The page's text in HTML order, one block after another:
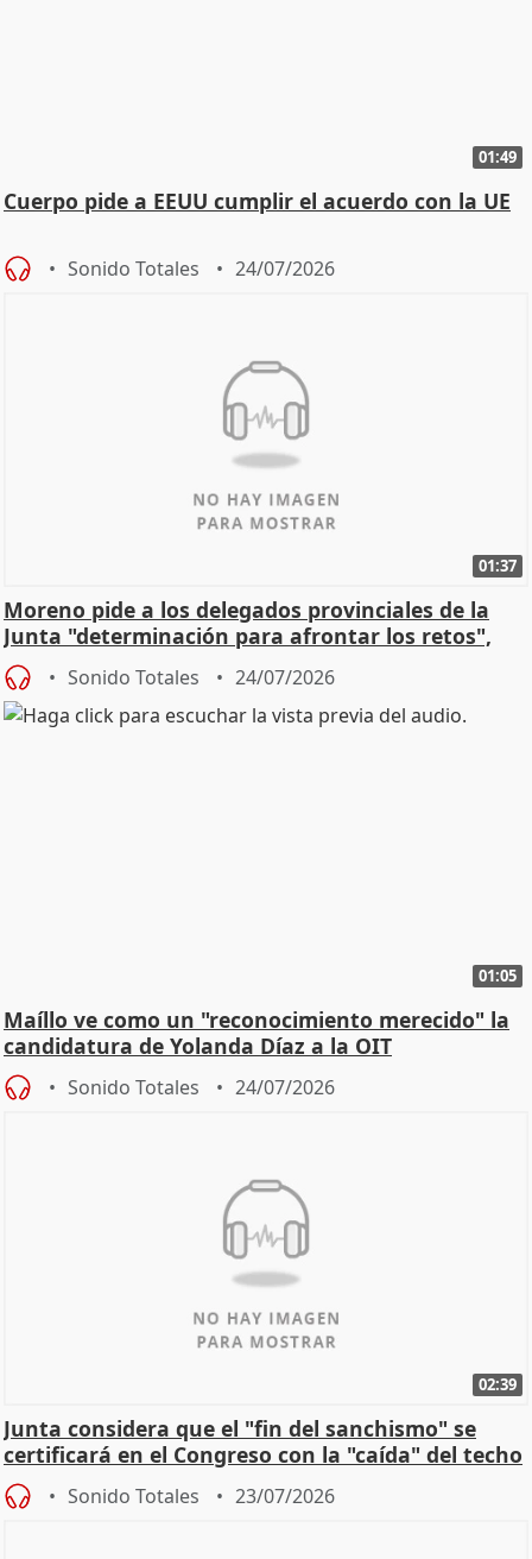
01:49
Cuerpo pide a EEUU cumplir el acuerdo con la UE
Sonido Totales 24/07/2026
01:37
Moreno pide a los delegados provinciales de la
Junta "determinación para afrontar los retos",
diálog
Sonido Totales 24/07/2026
01:05
Maíllo ve como un "reconocimiento merecido" la
candidatura de Yolanda Díaz a la OIT
Sonido Totales 24/07/2026
02:39
Junta considera que el "fin del sanchismo" se
certificará en el Congreso con la "caída" del techo
de
Sonido Totales 23/07/2026